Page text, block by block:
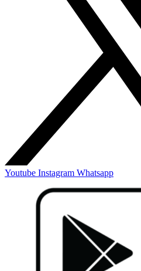
Youtube Instagram Whatsapp